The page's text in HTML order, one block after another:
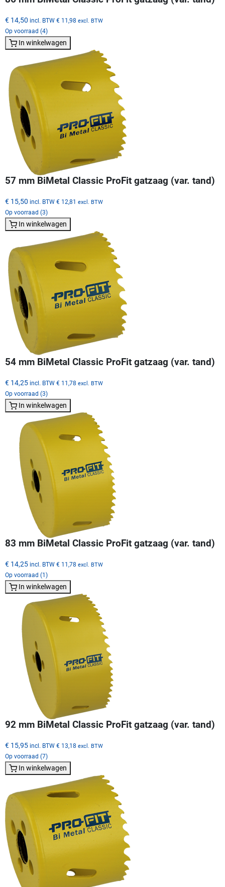
€ 14,50 incl. BTW € 11,98 excl. BTW
Op voorraad (4)
In winkelwagen
57 mm BiMetal Classic ProFit gatzaag (var. tand)
€ 15,50 incl. BTW € 12,81 excl. BTW
Op voorraad (3)
In winkelwagen
54 mm BiMetal Classic ProFit gatzaag (var. tand)
€ 14,25 incl. BTW € 11,78 excl. BTW
Op voorraad (3)
In winkelwagen
83 mm BiMetal Classic ProFit gatzaag (var. tand)
€ 14,25 incl. BTW € 11,78 excl. BTW
Op voorraad (1)
In winkelwagen
92 mm BiMetal Classic ProFit gatzaag (var. tand)
€ 15,95 incl. BTW € 13,18 excl. BTW
Op voorraad (7)
In winkelwagen